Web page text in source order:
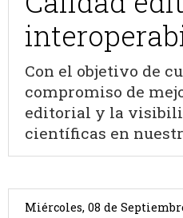
Con el objetivo de
compromiso de
editorial y la
científicas en
Miércoles, 08 de